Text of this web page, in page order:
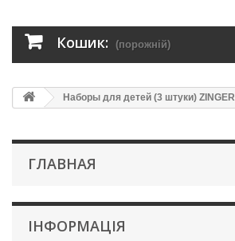
Кошик: (порожній)
Наборы для детей (3 штуки) ZINGER
ГЛАВНАЯ
ІНФОРМАЦІЯ